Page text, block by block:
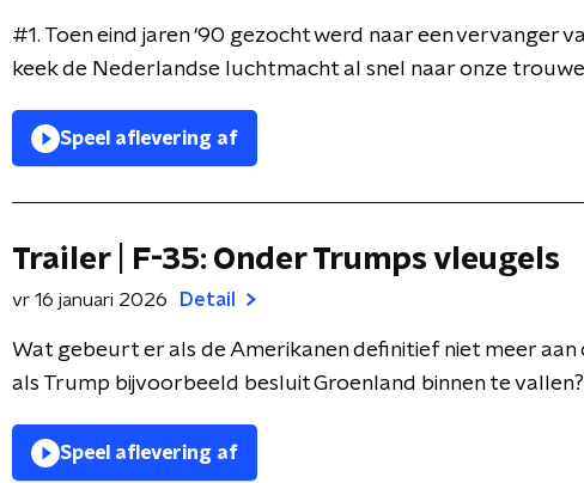
#1. Toen eind jaren ‘90 gezocht werd naar een vervanger
keek de Nederlandse luchtmacht al snel naar onze
Speel aflevering af
Trailer | F-35: Onder Trumps vleugels
vr 16 januari 2026 Detail
Wat gebeurt er als de Amerikanen definitief niet meer aan
als Trump bijvoorbeeld besluit Groenland binnen te vallen?
Speel aflevering af